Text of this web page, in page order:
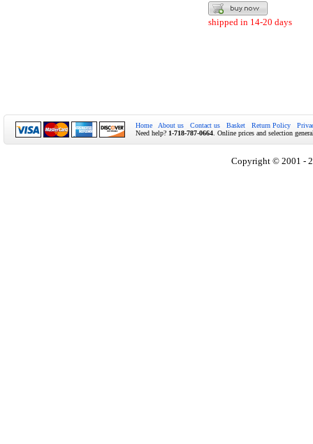
shipped in 14-20 days
Home About us Contact us Basket Return Policy
Need help? 1-718-787-0664 . Online prices and selection
Copyright © 2001 -